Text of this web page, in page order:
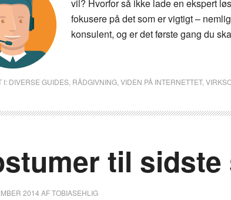
vil? Hvorfor så ikke lade en ekspert
fokusere på det som er vigtigt –
konsulent, og er det første gang du
I: DIVERSE GUIDES RÅDGIVNING VIDEN PÅ INTERNETTET,
til sidste
2014 AFTOBIASEHLIG